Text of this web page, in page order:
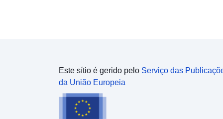
73 dB(A) e a uma Ln de 65 dB(A). O nível de ruído
num mapa de ruído é representado com base em
(indicador utilizado para esta camada geográfica) e
o «Lden» (nível dia-noite) que são indicadores
Este sítio é gerido pelo Serviço das
da União Europeia